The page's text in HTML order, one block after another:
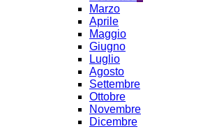
Marzo
Aprile
Maggio
Giugno
Luglio
Agosto
Settembre
Ottobre
Novembre
Dicembre